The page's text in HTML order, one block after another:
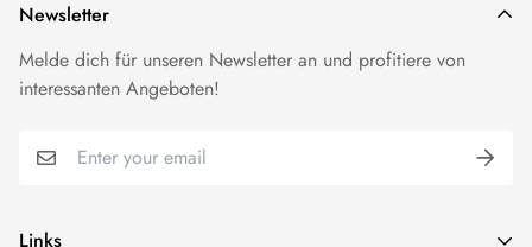
Links
Newsletter
Melde dich für unseren Newsletter an und profitiere von
interessanten Angeboten!